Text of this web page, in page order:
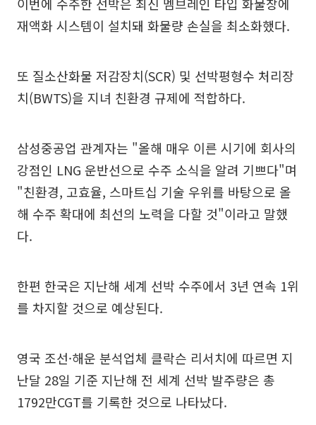
재액화 시스템이 설치돼 화물량 손실을 최소화했다.
또 질소산화물 저감장치(SCR) 및 선박평형수 처리장
치(BWTS)을 지녀 친환경 규제에 적합하다.
삼성중공업 관계자는 "올해 매우 이른 시기에 회사의
강점인 LNG 운반선으로 수주 소식을 알려 기쁘다"며
"친환경, 고효율, 스마트십 기술 우위를 바탕으로 올
해 수주 확대에 최선의 노력을 다할 것"이라고 말했
다.
한편 한국은 지난해 세계 선박 수주에서 3년 연속 1위
를 차지할 것으로 예상된다.
영국 조선·해운 분석업체 클락슨 리서치에 따르면 지
난달 28일 기준 지난해 전 세계 선박 발주량은 총
1792만CGT를 기록한 것으로 나타났다.